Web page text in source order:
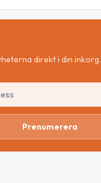
direkt i din inkorg.
Prenumerera